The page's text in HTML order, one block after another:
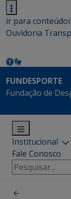
ir para conteúdo
Ouvidoria
FUNDESPORTE
Fundação de
Institucional
Fale Conosco
Pesquisar
por: